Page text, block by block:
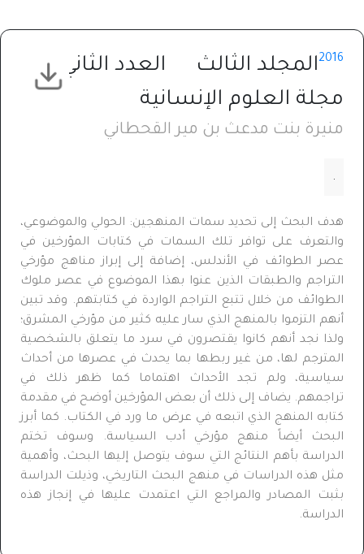
2016المجلد الثالث
العدد الثاني
مجلة العلوم الإنسانية
منيرة بنت مدعث بن مير القحطاني
.
هدف البحث إلى تحديد سمات المنهجين: الحولي والموضوعي،
والتعرف على توافر تلك السمات في كتابات المؤرخين في
عصر الطوائف في الأندلس، إضافة إلى إبراز مناهج مؤرخي
التراجم والطبقات الذين عنوا بهذا الموضوع في عصر ملوك
الطوائف من خلال تتبع التراجم الواردة في كتابتهم. وقد تبين
أنهم التزموا بالمنهج الذي سار عليه كثير من مؤرخي المشرق؛
ولذا نجد أنهم كانوا يقتصرون في سرد ما يتعلق بالشخصية
المترجم لها، من غير ربطها بما يحدث في عصرها من أحداث
سياسية، ولم تجد الأحداث اهتماما كما ظهر ذلك في
تراجمهم. يضاف إلى ذلك أن بعض المؤرخين أوضح في مقدمة
كتابه المنهج الذي اتبعه في عرض ما ورد في الكتاب. كما أبرز
البحث أيضاً منهج مؤرخي أدب السياسة. وسوف تختم
الدراسة بأهم النتائج التي سوف يتوصل إليها البحث، وأهمية
مثل هذه الدراسات في منهج البحث التاريخي، وذيلت الدراسة
بثبت المصادر والمراجع التي اعتمدت عليها في إنجاز هذه
الدراسة.